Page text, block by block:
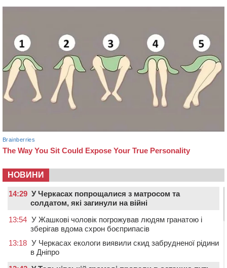
НОВИНИ
14:29 У Черкасах попрощалися з матросом та
солдатом, які загинули на війні
13:54 У Жашкові чоловік погрожував людям гранатою і
зберігав вдома схрон боєприпасів
13:18 У Черкасах екологи виявили скид забрудненої рідини
в Дніпро